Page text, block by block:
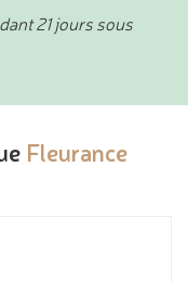
21 jours sous
Fleurance